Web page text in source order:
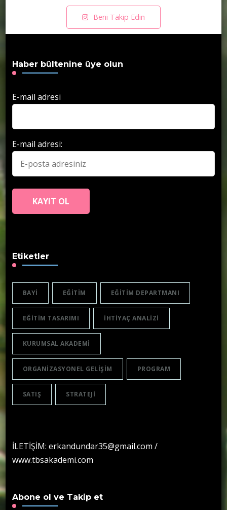
Beni Takip Edin
Haber bültenine üye olun
E-mail adresi
E-mail adresi:
Etiketler
BAYI EĞITIM EĞITIM DEPARTMANI
EĞITIM TASARIMI IHTIYAÇ ANALIZI
KURUMSAL AKADEMI
ORGANIZASYONEL GELIŞIM PROGRAM
SATIŞ STRATEJI
İLETİŞİM: erkandundar35@gmail.com /
www.tbsakademi.com
Abone ol ve Takip et